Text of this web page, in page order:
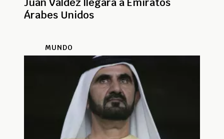
Juan Valdez llegará a Emiratos
Árabes Unidos
MUNDO